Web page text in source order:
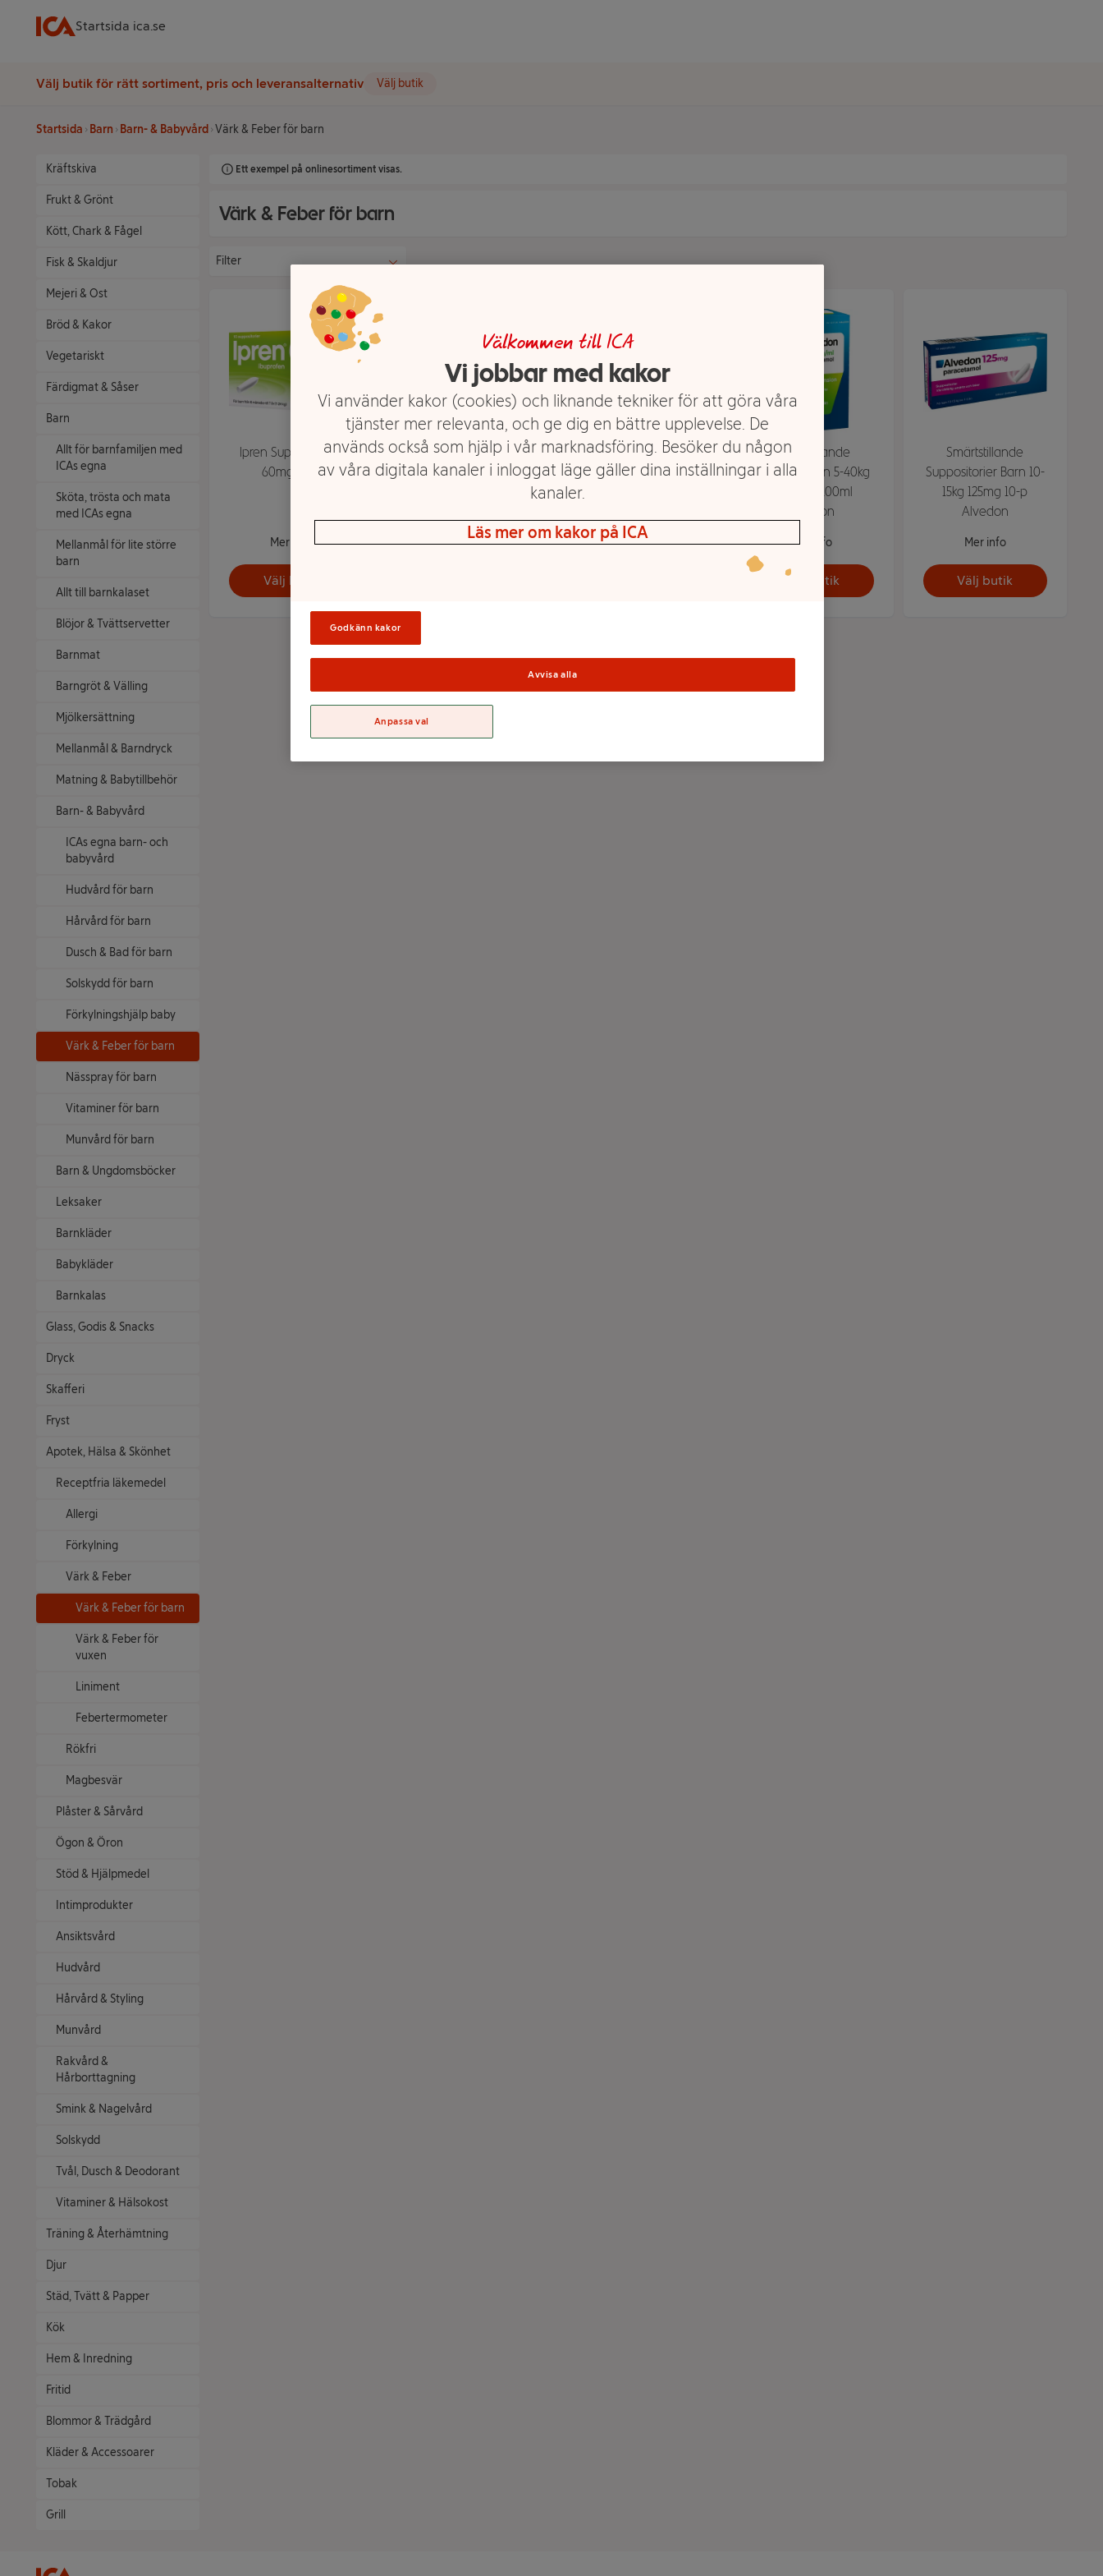
Startsida ica.se
Välj butik för rätt sortiment, pris och leveransalternativ Välj butik
Startsida Barn Barn- & Babyvård Värk & Feber för barn
Kräftskiva
Frukt & Grönt
Kött, Chark & Fågel
Fisk & Skaldjur
Mejeri & Ost
Bröd & Kakor
Vegetariskt
Färdigmat & Såser
Barn
Allt för barnfamiljen med
ICAs egna
Sköta, trösta och mata
med ICAs egna
Mellanmål för lite större
barn
Allt till barnkalaset
Blöjor & Tvättservetter
Barnmat
Barngröt & Välling
Mjölkersättning
Mellanmål & Barndryck
Matning & Babytillbehör
Barn- & Babyvård
ICAs egna barn- och
babyvård
Hudvård för barn
Hårvård för barn
Dusch & Bad för barn
Solskydd för barn
Förkylningshjälp baby
Värk & Feber för barn
Nässpray för barn
Vitaminer för barn
Munvård för barn
Barn & Ungdomsböcker
Leksaker
Barnkläder
Babykläder
Barnkalas
Glass, Godis & Snacks
Dryck
Skafferi
Fryst
Apotek, Hälsa & Skönhet
Receptfria läkemedel
Allergi
Förkylning
Värk & Feber
Värk & Feber för barn
Värk & Feber för
vuxen
Liniment
Febertermometer
Rökfri
Magbesvär
Plåster & Sårvård
Ögon & Öron
Stöd & Hjälpmedel
Intimprodukter
Ansiktsvård
Hudvård
Hårvård & Styling
Munvård
Rakvård &
Hårborttagning
Smink & Nagelvård
Solskydd
Tvål, Dusch & Deodorant
Vitaminer & Hälsokost
Träning & Återhämtning
Djur
Städ, Tvätt & Papper
Kök
Hem & Inredning
Fritid
Blommor & Trädgård
Kläder & Accessoarer
Tobak
Grill
Ett exempel på onlinesortiment visas.
Värk & Feber för barn
Filter
Ipren Suppositorier
60mg 10-p
Mer info
Välj butik
Ipren Barn från 6
månader Oral
Mer info
Smärtstillande
Munsönderfallande
Mer info
Smärtstillande
Flytande Barn 5-40kg
24mg/ml 100ml
Alvedon
Mer info
Välj butik
Smärtstillande
Suppositorier Barn 10-
15kg 125mg 10-p
Alvedon
Mer info
Välj butik
Välkommen till ICA
Vi jobbar med kakor
Vi använder kakor (cookies) och liknande tekniker för att göra våra
tjänster mer relevanta, och ge dig en bättre upplevelse. De
används också som hjälp i vår marknadsföring. Besöker du någon
av våra digitala kanaler i inloggat läge gäller dina inställningar i alla
kanaler.
Läs mer om kakor på ICA
Godkänn kakor
Avvisa alla
Anpassa val